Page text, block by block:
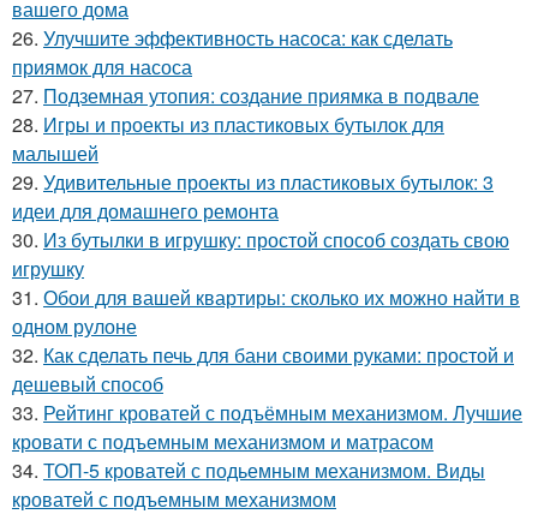
вашего дома
26. Улучшите эффективность насоса: как сделать
приямок для насоса
27. Подземная утопия: создание приямка в подвале
28. Игры и проекты из пластиковых бутылок для
малышей
29. Удивительные проекты из пластиковых бутылок: 3
идеи для домашнего ремонта
30. Из бутылки в игрушку: простой способ создать свою
игрушку
31. Обои для вашей квартиры: сколько их можно найти в
одном рулоне
32. Как сделать печь для бани своими руками: простой и
дешевый способ
33. Рейтинг кроватей с подъёмным механизмом. Лучшие
кровати с подъемным механизмом и матрасом
34. ТОП-5 кроватей с подьемным механизмом. Виды
кроватей с подъемным механизмом